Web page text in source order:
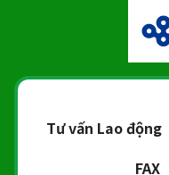
Tư vấn Lao động
FAX